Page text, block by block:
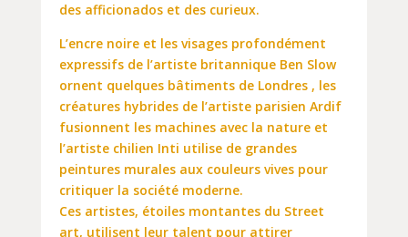
des afficionados et des curieux.
L’encre noire et les visages profondément
expressifs de l’artiste britannique Ben Slow
ornent quelques bâtiments de Londres , les
créatures hybrides de l’artiste parisien Ardif
fusionnent les machines avec la nature et
l’artiste chilien Inti utilise de grandes
peintures murales aux couleurs vives pour
critiquer la société moderne.
Ces artistes, étoiles montantes du Street
art, utilisent leur talent pour attirer